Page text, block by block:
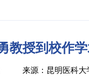
教授到校作
来源：昆明医科大